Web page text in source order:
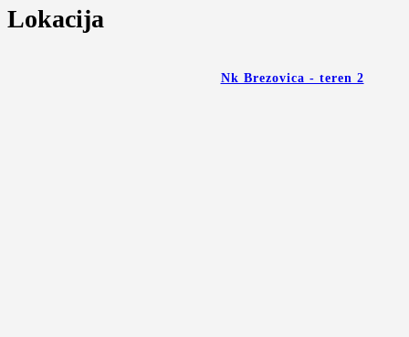
Lokacija
Nk Brezovica - teren 2